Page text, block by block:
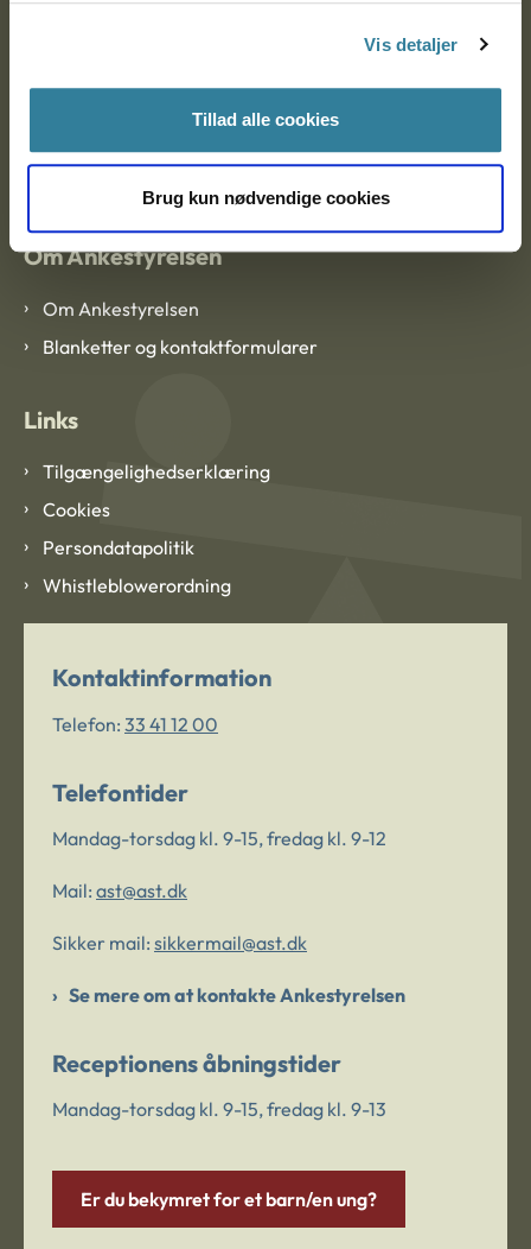
Vis detaljer
Tillad alle cookies
Brug kun nødvendige cookies
CVR: 1007 4002
Om Ankestyrelsen
Om Ankestyrelsen
Blanketter og kontaktformularer
Links
Tilgængelighedserklæring
Cookies
Persondatapolitik
Whistleblowerordning
Kontaktinformation
Telefon: 33 41 12 00
Telefontider
Mandag-torsdag kl. 9-15, fredag kl. 9-12
Mail: ast@ast.dk
Sikker mail: sikkermail@ast.dk
Se mere om at kontakte Ankestyrelsen
Receptionens åbningstider
Mandag-torsdag kl. 9-15, fredag kl. 9-13
Er du bekymret for et barn/en ung?